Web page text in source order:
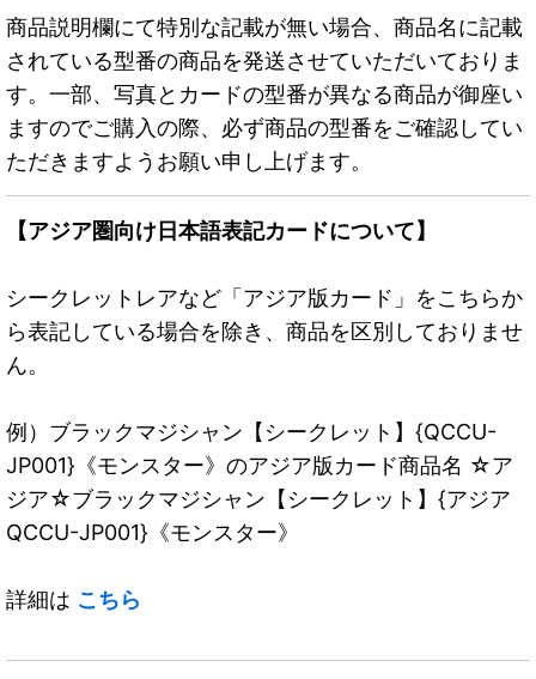
商品説明欄にて特別な記載が無い場合、商品名に記載
されている型番の商品を発送させていただいておりま
す。一部、写真とカードの型番が異なる商品が御座い
ますのでご購入の際、必ず商品の型番をご確認してい
ただきますようお願い申し上げます。
【アジア圏向け日本語表記カードについて】
シークレットレアなど「アジア版カード」をこちらか
ら表記している場合を除き、商品を区別しておりませ
ん。
例）ブラックマジシャン【シークレット】{QCCU-
JP001}《モンスター》のアジア版カード商品名 ☆ア
ジア☆ブラックマジシャン【シークレット】{アジア
QCCU-JP001}《モンスター》
詳細は こちら